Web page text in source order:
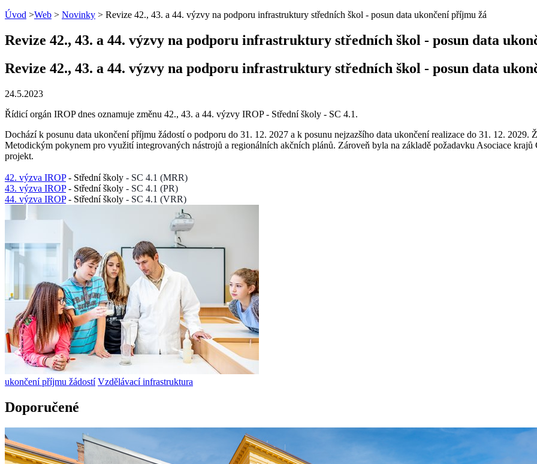
Úvod >Web > Novinky > Revize 42., 43. a 44. výzvy na podporu infrastruktury středních škol - posun data ukončení příjmu žá
Revize 42., 43. a 44. výzvy na podporu infrastruktury středních škol - posun data
Revize 42., 43. a 44. výzvy na podporu infrastruktury středních škol - posun data
24.5.2023
Řídicí orgán IROP dnes oznamuje změnu 42., 43. a 44. výzvy IROP - Střední školy - SC 4.1.
Dochází k posunu data ukončení příjmu žádostí o podporu do 31. 12. 2027 a k posunu nejzazšího data ukončení realizace do 31. 12. 2029.
Metodickým pokynem pro využití integrovaných nástrojů a regionálních akčních plánů. Zároveň byla na základě požadavku Asociace
projekt.
42. výzva IROP- Střední školy - SC 4.1 (MRR)
43. výzva IROP- Střední školy - SC 4.1 (PR)
44. výzva IROP- Střední školy - SC 4.1 (VRR)
ukončení příjmu žádostí Vzdělávací infrastruktura
Doporučené